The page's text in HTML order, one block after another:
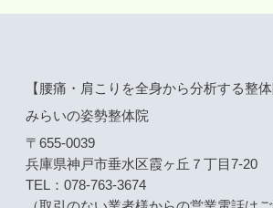
【腰痛・肩こりを全身から分析する整体
みらいの姿勢整体院
〒655-0039
兵庫県神戸市垂水区霞ヶ丘７丁目7-20
TEL：078-763-3674